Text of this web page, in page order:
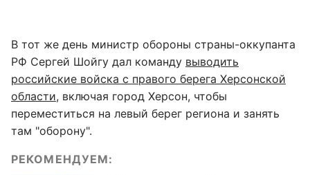
В тот же день министр обороны страны-оккупанта
РФ Сергей Шойгу дал команду выводить
российские войска с правого берега Херсонской
области, включая город Херсон, чтобы
переместиться на левый берег региона и занять
там "оборону".
РЕКОМЕНДУЕМ: